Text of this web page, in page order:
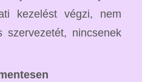
kezelést végzi, nem
nincsenek